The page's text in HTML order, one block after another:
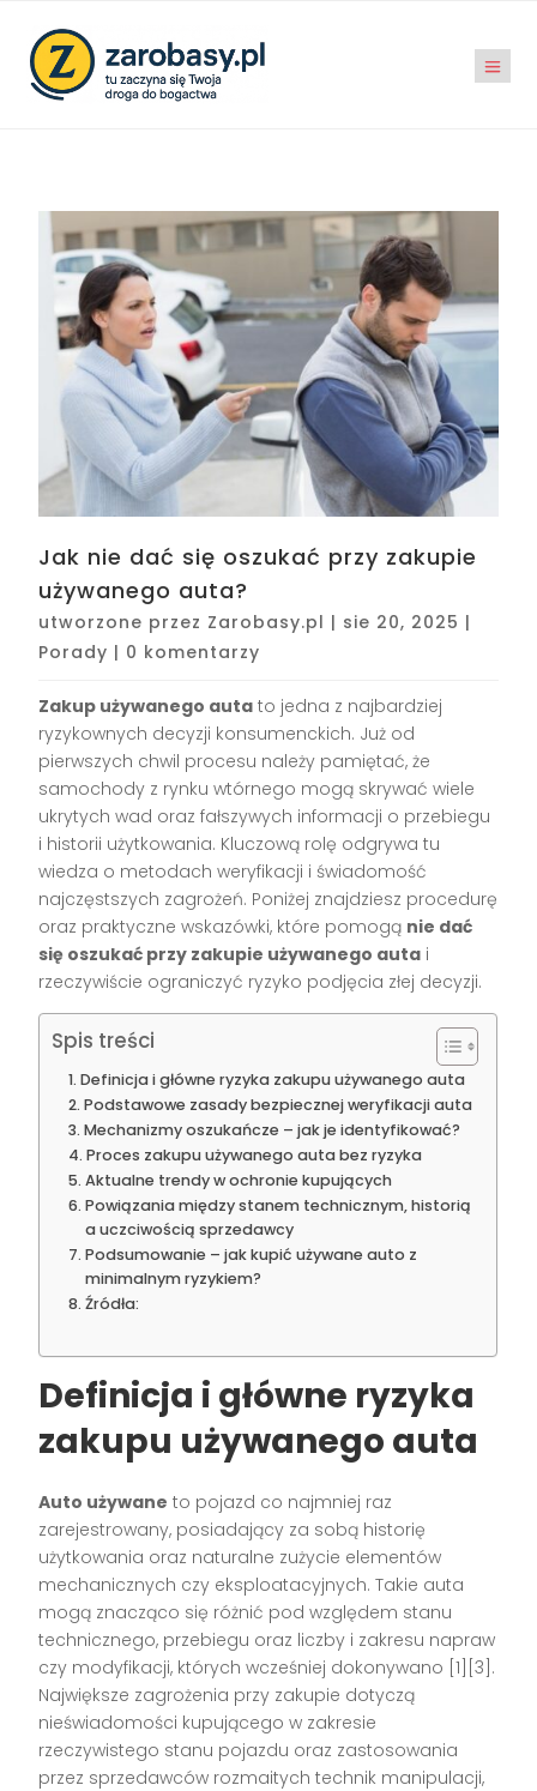
Jak nie dać się oszukać przy zakupie
używanego auta?
utworzone przez Zarobasy.pl | sie 20, 2025 |
Porady | 0 komentarzy
Zakup używanego auta to jedna z najbardziej
ryzykownych decyzji konsumenckich. Już od
pierwszych chwil procesu należy pamiętać, że
samochody z rynku wtórnego mogą skrywać wiele
ukrytych wad oraz fałszywych informacji o przebiegu
i historii użytkowania. Kluczową rolę odgrywa tu
wiedza o metodach weryfikacji i świadomość
najczęstszych zagrożeń. Poniżej znajdziesz procedurę
oraz praktyczne wskazówki, które pomogą nie dać
się oszukać przy zakupie używanego auta i
rzeczywiście ograniczyć ryzyko podjęcia złej decyzji.
Spis treści
Definicja i główne ryzyka zakupu używanego auta
Podstawowe zasady bezpiecznej weryfikacji auta
Mechanizmy oszukańcze – jak je identyfikować?
Proces zakupu używanego auta bez ryzyka
Aktualne trendy w ochronie kupujących
Powiązania między stanem technicznym, historią
a uczciwością sprzedawcy
Podsumowanie – jak kupić używane auto z
minimalnym ryzykiem?
Źródła:
Definicja i główne ryzyka
zakupu używanego auta
Auto używane to pojazd co najmniej raz
zarejestrowany, posiadający za sobą historię
użytkowania oraz naturalne zużycie elementów
mechanicznych czy eksploatacyjnych. Takie auta
mogą znacząco się różnić pod względem stanu
technicznego, przebiegu oraz liczby i zakresu napraw
czy modyfikacji, których wcześniej dokonywano [1][3] .
Największe zagrożenia przy zakupie dotyczą
nieświadomości kupującego w zakresie
rzeczywistego stanu pojazdu oraz zastosowania
przez sprzedawców rozmaitych technik manipulacji,